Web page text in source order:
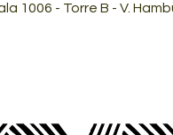
1006 - Torre B - V.